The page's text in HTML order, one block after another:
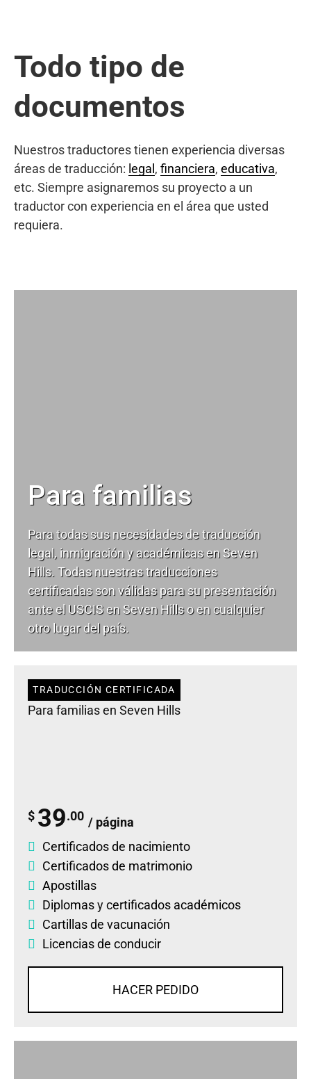
Todo tipo de
documentos
Nuestros traductores tienen experiencia diversas
áreas de traducción: legal , financiera, educativa,
etc. Siempre asignaremos su proyecto a un
traductor con experiencia en el área que usted
requiera.
Para familias
Para todas sus necesidades detraducción
legal, inmigración y académicas en Seven
Hills. Todas nuestras traducciones
certificadas son válidas para su presentación
ante el USCIS en Seven Hills o en cualquier
otro lugar del país.
TRADUCCIÓN CERTIFICADA
Para familias en Seven Hills
$ 39.00 / página
Certificados de nacimiento
Certificados de matrimonio
Apostillas
Diplomasycertificados académicos
Cartillas de vacunación
Licencias de conducir
HACER PEDIDO